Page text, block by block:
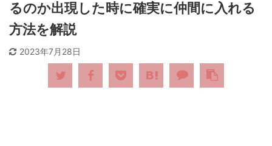
るのか出現した時に確実に仲間に入れる
方法を解説
2023年7月28日